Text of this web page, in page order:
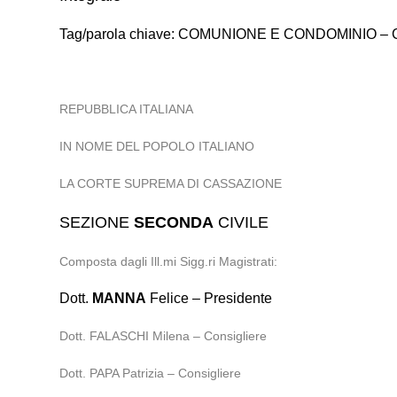
Tag/parola chiave: COMUNIONE E CONDOMINIO –
REPUBBLICA ITALIANA
IN NOME DEL POPOLO ITALIANO
LA CORTE SUPREMA DI CASSAZIONE
SEZIONESECONDA CIVILE
Composta dagli Ill.mi Sigg.ri Magistrati:
Dott. MANNA Felice – Presidente
Dott. FALASCHI Milena – Consigliere
Dott. PAPA Patrizia – Consigliere